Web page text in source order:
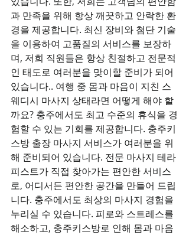
과 만족을 위해 항상 깨끗하고 안락한 환
경을 제공합니다. 최신 장비와 첨단 기술
을 이용하여 고품질의 서비스를 보장하
며, 저희 직원들은 항상 친절하고 전문적
인 태도로 여러분을 맞이할 준비가 되어
있습니다.. 여행 중 몸과 마음이 지친 스
웨디시 마사지 상태라면 어떻게 해야 할
까요? 충주에서도 최고 수준의 휴식을 경
험할 수 있는 기회를 제공합니다. 충주키
스방 출장 마사지 서비스가 여러분을 위
해 준비되어 있습니다. 전문 마사지 테라
피스트가 직접 찾아가는 편안한 서비스
로, 어디서든 편안한 공간을 만들어 드립
니다. 충주에서도 최상의 마사지 경험을
누리실 수 있습니다. 피로와 스트레스를
해소하고, 충주키스방로 인해 몸과 마음